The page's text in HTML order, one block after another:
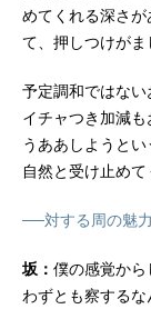
めてくれる深さ
て、押しつけがま
予定調和ではな
イチャつき加減
うああしようと
自然と受け止め
──対する周の魅
坂： 僕の感覚か
わずとも察する